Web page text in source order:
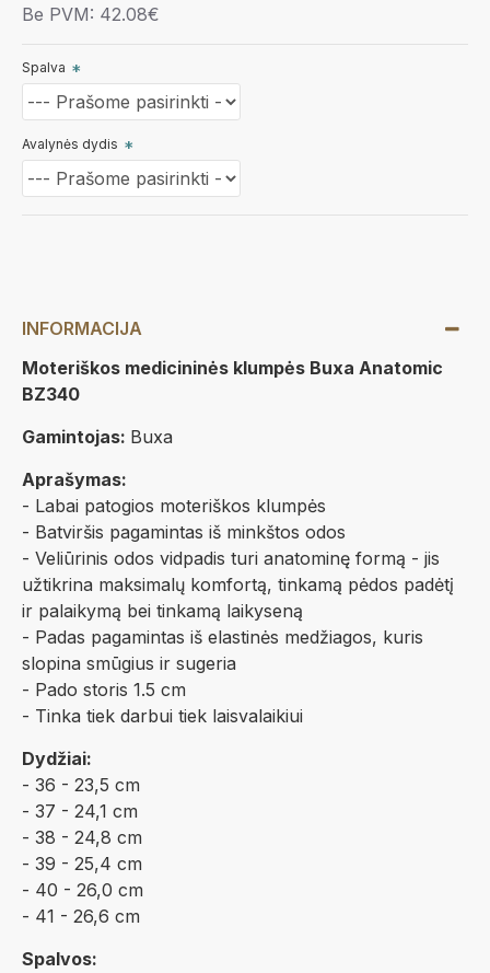
Be PVM: 42.08€
Spalva
Avalynės dydis
INFORMACIJA
Moteriškos medicininės klumpės Buxa Anatomic
BZ340
Gamintojas: Buxa
Aprašymas:
- Labai patogios moteriškos klumpės
- Batviršis pagamintas iš minkštos odos
- Veliūrinis odos vidpadis turi anatominę formą - jis
užtikrina maksimalų komfortą, tinkamą pėdos padėtį
ir palaikymą bei tinkamą laikyseną
- Padas pagamintas iš elastinės medžiagos, kuris
slopina smūgius ir sugeria
- Pado storis 1.5 cm
- Tinka tiek darbui tiek laisvalaikiui
Dydžiai:
- 36 - 23,5 cm
- 37 - 24,1 cm
- 38 - 24,8 cm
- 39 - 25,4 cm
- 40 - 26,0 cm
- 41 - 26,6 cm
Spalvos: